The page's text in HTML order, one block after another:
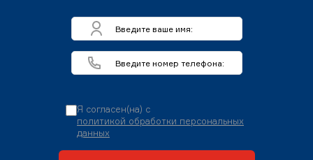
Я согласен(на) с
политикой обработки персональных
данных